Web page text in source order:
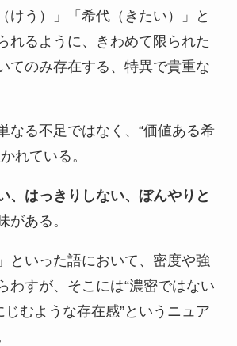
けう）」「希代（きたい）」と
れるように、きわめて限られた
てのみ存在する、特異で貴重な
なる不足ではなく、“価値ある希
れている。
、はっきりしない、ぼんやりと
がある。
といった語において、密度や強
わすが、そこには“濃密ではない
じむような存在感”というニュア